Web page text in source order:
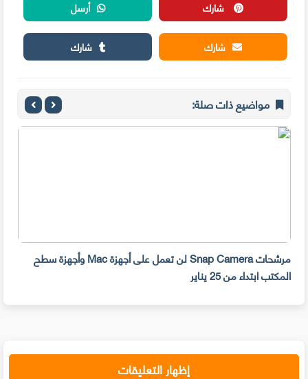
شارك
أرسل
شارك
شارك
مواضيع ذات صلة:
مرشحات Snap Camera لن تعمل على أجهزة Mac وأجهزة سطح
المكتب ابتداء من 25 يناير
إظهار التعليقات